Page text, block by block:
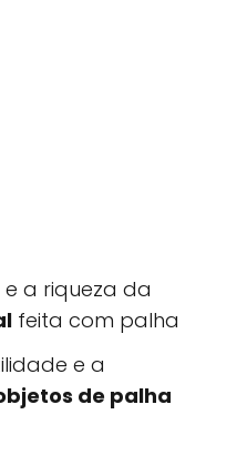
a riqueza da
feita com palha
e a
de palha